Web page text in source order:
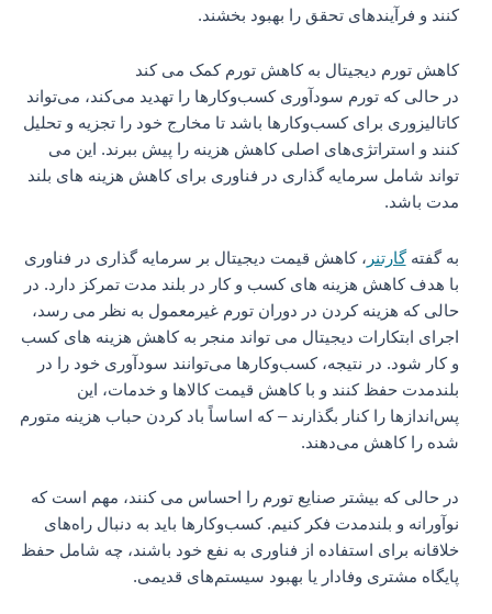
کنند و فرآیندهای تحقق را بهبود بخشند.
کاهش تورم دیجیتال به کاهش تورم کمک می کند
در حالی که تورم سودآوری کسب‌وکارها را تهدید می‌کند، می‌تواند
کاتالیزوری برای کسب‌وکارها باشد تا مخارج خود را تجزیه و تحلیل
کنند و استراتژی‌های اصلی کاهش هزینه را پیش ببرند. این می
تواند شامل سرمایه گذاری در فناوری برای کاهش هزینه های بلند
مدت باشد.
به گفتهگارتنر، کاهش قیمت دیجیتال بر سرمایه گذاری در فناوری
با هدف کاهش هزینه های کسب و کار در بلند مدت تمرکز دارد. در
حالی که هزینه کردن در دوران تورم غیرمعمول به نظر می رسد،
اجرای ابتکارات دیجیتال می تواند منجر به کاهش هزینه های کسب
و کار شود. در نتیجه، کسب‌وکارها می‌توانند سودآوری خود را در
بلندمدت حفظ کنند و با کاهش قیمت کالاها و خدمات، این
پس‌اندازها را کنار بگذارند – که اساساً باد کردن حباب هزینه متورم
شده را کاهش می‌دهند.
در حالی که بیشتر صنایع تورم را احساس می کنند، مهم است که
نوآورانه و بلندمدت فکر کنیم. کسب‌وکارها باید به دنبال راه‌های
خلاقانه برای استفاده از فناوری به نفع خود باشند، چه شامل حفظ
پایگاه مشتری وفادار یا بهبود سیستم‌های قدیمی.